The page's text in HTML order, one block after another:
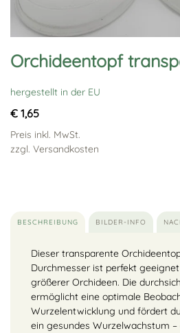
Orchideentopf
hergestellt in der EU
€ 1,65
Preis inkl. MwSt.
zzgl. Versandkosten
BESCHREIBUNG BILDER-INFO
Dieser transparente
Durchmesser ist perfekt
größerer Orchideen. Die
ermöglicht eine optimale
Wurzelentwicklung und fördert
ein gesundes Wurzelwachstum